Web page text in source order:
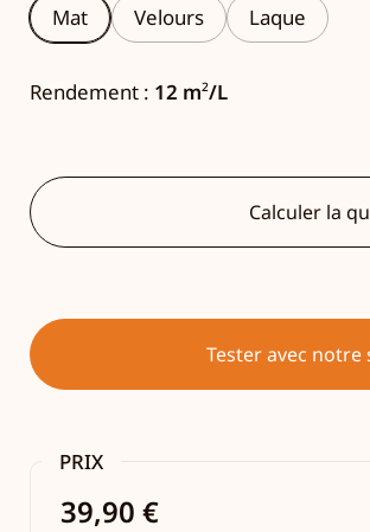
Mat
Velours Laque
Rendement : 12 m²/L
Calculer la
Tester avec
PRIX
39,90 €